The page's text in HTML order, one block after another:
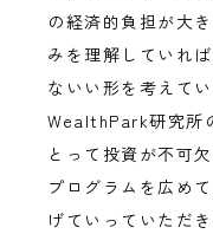
の経済的負担が大
みを理解していれ
ないい形を考えて
WealthPark研究所
とって投資が不可
プログラムを広め
げていっていただき